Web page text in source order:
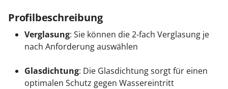
Profilbeschreibung
Verglasung: Sie können die 2-fach Verglasung je
nach Anforderung auswählen
Glasdichtung: Die Glasdichtung sorgt für einen
optimalen Schutz gegen Wassereintritt